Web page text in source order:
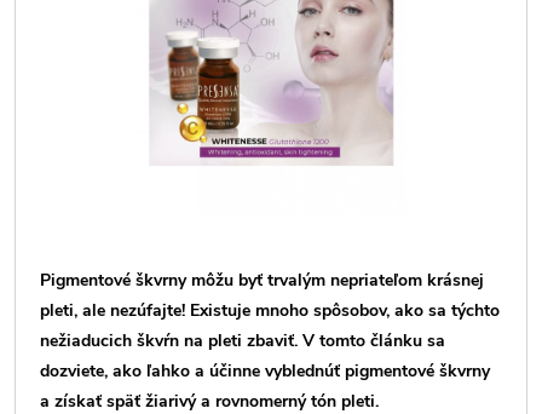
Pigmentové škvrny môžu byť trvalým nepriateľom krásnej
pleti, ale nezúfajte! Existuje mnoho spôsobov, ako sa týchto
nežiaducich škvŕn na pleti zbaviť. V tomto článku sa
dozviete, ako ľahko a účinne vyblednúť pigmentové škvrny
a získať späť žiarivý a rovnomerný tón pleti.